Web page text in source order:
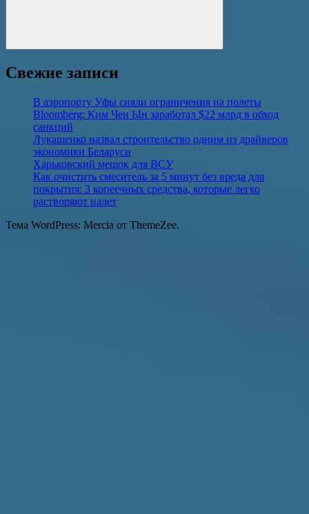
Поиск
Свежие записи
В аэропорту Уфы сняли ограничения на полеты
Bloomberg: Ким Чен Ын заработал $22 млрд в обход
санкций
Лукашенко назвал строительство одним из драйверов
экономики Беларуси
Харьковский мешок для ВСУ
Как очистить смеситель за 5 минут без вреда для
покрытия: 3 копеечных средства, которые легко
растворяют налет
Тема WordPress: Mercia от ThemeZee.